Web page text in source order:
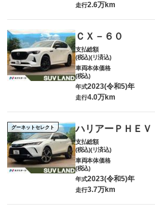
走行2.6万km
ＣＸ－６０
支払総額
(税込)(リ済込)
車両本体価格
(税込)
年式2023(令和5)年
走行4.0万km
グーネットセレクト ハリアーＰＨＥＶ
支払総額
(税込)(リ済込)
車両本体価格
(税込)
年式2023(令和5)年
走行3.7万km